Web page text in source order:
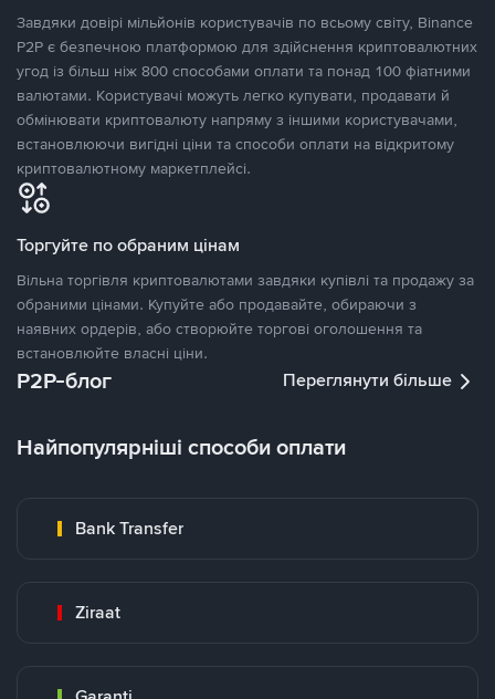
Завдяки довірі мільйонів користувачів по всьому світу, Binance
P2P є безпечною платформою для здійснення криптовалютних
угод із більш ніж 800 способами оплати та понад 100 фіатними
валютами. Користувачі можуть легко купувати, продавати й
обмінювати криптовалюту напряму з іншими користувачами,
встановлюючи вигідні ціни та способи оплати на відкритому
криптовалютному маркетплейсі.
Торгуйте по обраним цінам
Вільна торгівля криптовалютами завдяки купівлі та продажу за
обраними цінами. Купуйте або продавайте, обираючи з
наявних ордерів, або створюйте торгові оголошення та
встановлюйте власні ціни.
P2P-блог Переглянути більше
Найпопулярніші способи оплати
Bank Transfer
Ziraat